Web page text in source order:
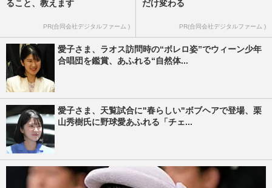
ること、教えます
PR(合同会社デジタルファーム )
だけ変わる
PR(合同会社デジタルファーム )
愛子さま、ラオス訪問時の“ボレロ姿”でウィーン少年
合唱団を鑑賞、あふれる“自然体...
愛子さま、天覧試合に"春らしい"ボブヘアで登場、栗
山秀樹氏に野球愛あふれる「チェ...